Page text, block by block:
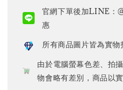
官網下單後加LINE：
惠
所有商品圖片皆為實物
由於電腦螢幕色差、拍
物會略有差別，商品以